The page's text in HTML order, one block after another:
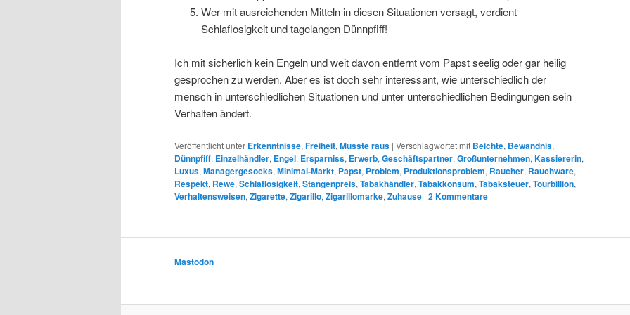
Wer mit ausreichenden Mitteln in diesen Situationen versagt, verdient
Schlaflosigkeit und tagelangen Dünnpfiff!
Ich mit sicherlich kein Engeln und weit davon entfernt vom Papst seelig oder gar heilig
gesprochen zu werden. Aber es ist doch sehr interessant, wie unterschiedlich der
mensch in unterschiedlichen Situationen und unter unterschiedlichen Bedingungen sein
Verhalten ändert.
Veröffentlicht unter Erkenntnisse, Freiheit, Musste raus | Verschlagwortet mit Beichte, Bewandnis,
Dünnpfiff, Einzelhändler, Engel, Ersparniss, Erwerb, Geschäftspartner, Großunternehmen, Kassiererin,
Luxus, Managergesocks, Minimal-Markt, Papst, Problem, Produktionsproblem, Raucher, Rauchware,
Respekt, Rewe, Schlaflosigkeit, Stangenpreis, Tabakhändler, Tabakkonsum, Tabaksteuer, Tourbillion,
Verhaltensweisen, Zigarette, Zigarillo, Zigarillomarke, Zuhause | 2Kommentare
Mastodon